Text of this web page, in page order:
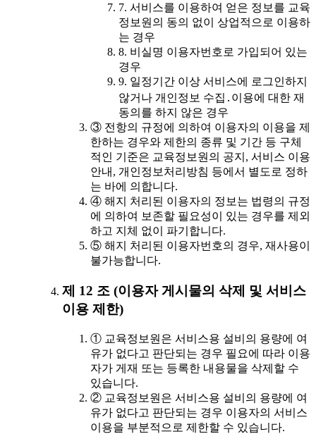
7. 서비스를 이용하여 얻은 정보를 교육
정보원의 동의 없이 상업적으로 이용하
는 경우
8. 비실명 이용자번호로 가입되어 있는
경우
9. 일정기간 이상 서비스에 로그인하지
않거나 개인정보 수집․이용에 대한 재
동의를 하지 않은 경우
③ 전항의 규정에 의하여 이용자의 이용을 제
한하는 경우와 제한의 종류 및 기간 등 구체
적인 기준은 교육정보원의 공지, 서비스 이용
안내, 개인정보처리방침 등에서 별도로 정하
는 바에 의합니다.
④ 해지 처리된 이용자의 정보는 법령의 규정
에 의하여 보존할 필요성이 있는 경우를 제외
하고 지체 없이 파기합니다.
⑤ 해지 처리된 이용자번호의 경우, 재사용이
불가능합니다.
제 12 조 (이용자 게시물의 삭제 및 서비스
이용 제한)
① 교육정보원은 서비스용 설비의 용량에 여
유가 없다고 판단되는 경우 필요에 따라 이용
자가 게재 또는 등록한 내용물을 삭제할 수
있습니다.
② 교육정보원은 서비스용 설비의 용량에 여
유가 없다고 판단되는 경우 이용자의 서비스
이용을 부분적으로 제한할 수 있습니다.